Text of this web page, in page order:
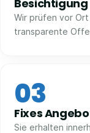
Besichtigung
Wir prüfen vor
transparente
03
Fixes
Sie erhalten